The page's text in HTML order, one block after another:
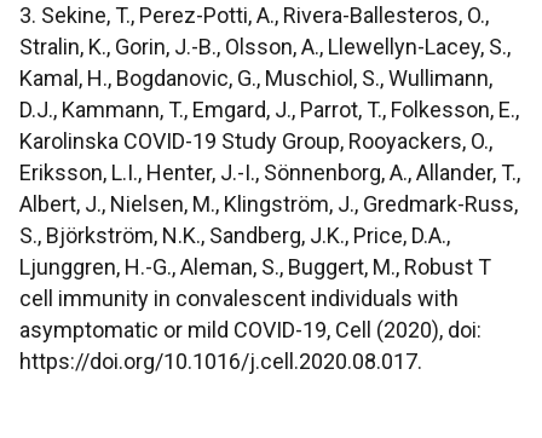
3. Sekine, T., Perez-Potti, A., Rivera-Ballesteros, O.,
Stralin, K., Gorin, J.-B., Olsson, A., Llewellyn-Lacey, S.,
Kamal, H., Bogdanovic, G., Muschiol, S., Wullimann,
D.J., Kammann, T., Emgard, J., Parrot, T., Folkesson, E.,
Karolinska COVID-19 Study Group, Rooyackers, O.,
Eriksson, L.I., Henter, J.-I., Sönnenborg, A., Allander, T.,
Albert, J., Nielsen, M., Klingström, J., Gredmark-Russ,
S., Björkström, N.K., Sandberg, J.K., Price, D.A.,
Ljunggren, H.-G., Aleman, S., Buggert, M., Robust T
cell immunity in convalescent individuals with
asymptomatic or mild COVID-19, Cell (2020), doi:
https://doi.org/10.1016/j.cell.2020.08.017.